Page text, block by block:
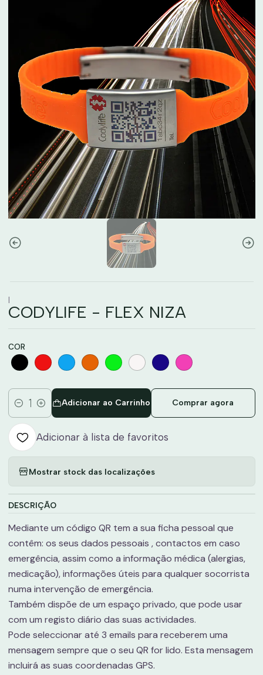
|
CODYLIFE - FLEX NIZA
COR
Quantidade
Adicionar ao Carrinho Comprar agora
Adicionar à lista de favoritos
Mostrar stock das localizações
DESCRIÇÃO
Mediante um código QR tem a sua ficha pessoal que
contêm: os seus dados pessoais , contactos em caso
emergência, assim como a informação médica (alergias,
medicação), informações úteis para qualquer socorrista
numa intervenção de emergência.
Também dispõe de um espaço privado, que pode usar
com um registo diário das suas actividades.
Pode seleccionar até 3 emails para receberem uma
mensagem sempre que o seu QR for lido. Esta mensagem
incluirá as suas coordenadas GPS.